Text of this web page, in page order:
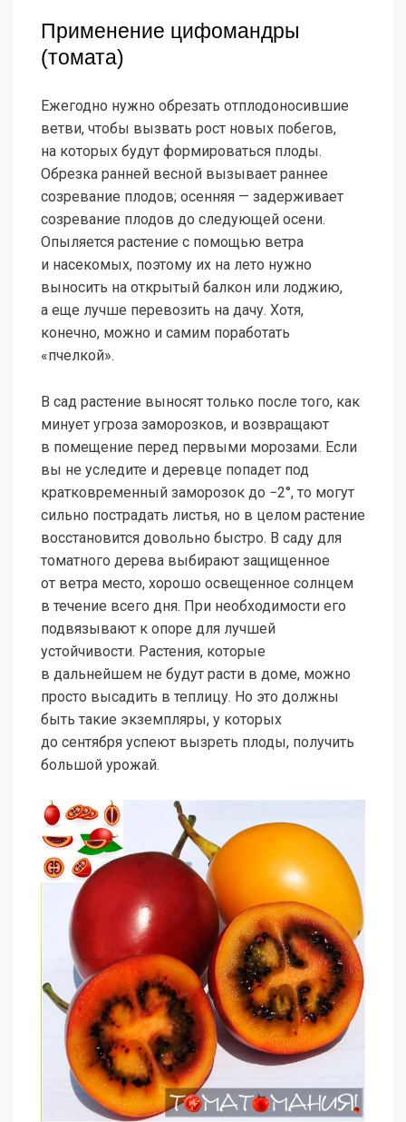
Применение цифомандры
(томата)
Ежегодно нужно обрезать отплодоносившие
ветви, чтобы вызвать рост новых побегов,
на которых будут формироваться плоды.
Обрезка ранней весной вызывает раннее
созревание плодов; осенняя — задерживает
созревание плодов до следующей осени.
Опыляется растение с помощью ветра
и насекомых, поэтому их на лето нужно
выносить на открытый балкон или лоджию,
а еще лучше перевозить на дачу. Хотя,
конечно, можно и самим поработать
«пчелкой».
В сад растение выносят только после того, как
минует угроза заморозков, и возвращают
в помещение перед первыми морозами. Если
вы не уследите и деревце попадет под
кратковременный заморозок до −2°, то могут
сильно пострадать листья, но в целом растение
восстановится довольно быстро. В саду для
томатного дерева выбирают защищенное
от ветра место, хорошо освещенное солнцем
в течение всего дня. При необходимости его
подвязывают к опоре для лучшей
устойчивости. Растения, которые
в дальнейшем не будут расти в доме, можно
просто высадить в теплицу. Но это должны
быть такие экземпляры, у которых
до сентября успеют вызреть плоды, получить
большой урожай.